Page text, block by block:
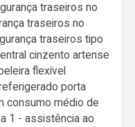
traseiros no
traseiros no
traseiros tipo
cinzento artense
flexível
porta
consumo médio de
1 - assistência ao